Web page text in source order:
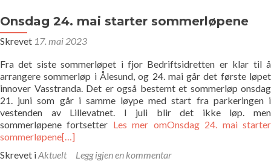
Onsdag 24. mai starter sommerløpene
Skrevet 17. mai 2023
Fra det siste sommerløpet i fjor Bedriftsidretten er klar til å
arrangere sommerløp i Ålesund, og 24. mai går det første løpet
innover Vasstranda. Det er også bestemt et sommerløp onsdag
21. juni som går i samme løype med start fra parkeringen i
vestenden av Lillevatnet. I juli blir det ikke løp. men
sommerløpene fortsetter Les mer omOnsdag 24. mai starter
sommerløpene[…]
Skrevet iAktuelt Legg igjen en kommentar